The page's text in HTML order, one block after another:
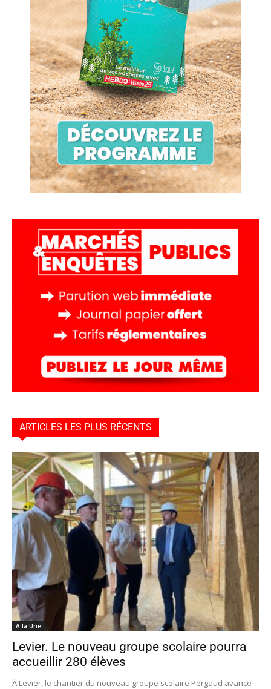
ARTICLES LES PLUS RÉCENTS
A la Une
Levier. Le nouveau groupe scolaire pourra
accueillir 280 élèves
À Levier, le chantier du nouveau groupe scolaire Pergaud avance